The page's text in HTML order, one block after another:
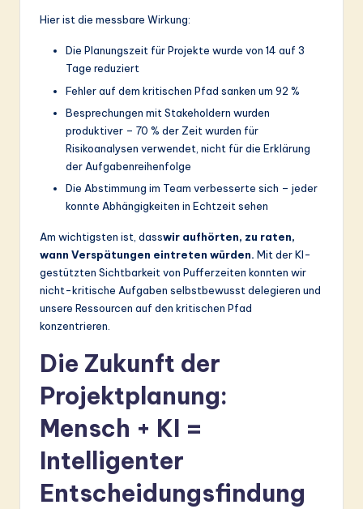
Hier ist die messbare Wirkung:
Die Planungszeit für Projekte wurde von 14 auf 3
Tage reduziert
Fehler auf dem kritischen Pfad sanken um 92 %
Besprechungen mit Stakeholdern wurden
produktiver – 70 % der Zeit wurden für
Risikoanalysen verwendet, nicht für die Erklärung
der Aufgabenreihenfolge
Die Abstimmung im Team verbesserte sich – jeder
konnte Abhängigkeiten in Echtzeit sehen
Am wichtigsten ist, dasswir aufhörten, zu raten,
wann Verspätungen eintreten würden. Mit der KI-
gestützten Sichtbarkeit von Pufferzeiten konnten wir
nicht-kritische Aufgaben selbstbewusst delegieren und
unsere Ressourcen auf den kritischen Pfad
konzentrieren.
Die Zukunft der
Projektplanung:
Mensch + KI =
Intelligenter
Entscheidungsfindung